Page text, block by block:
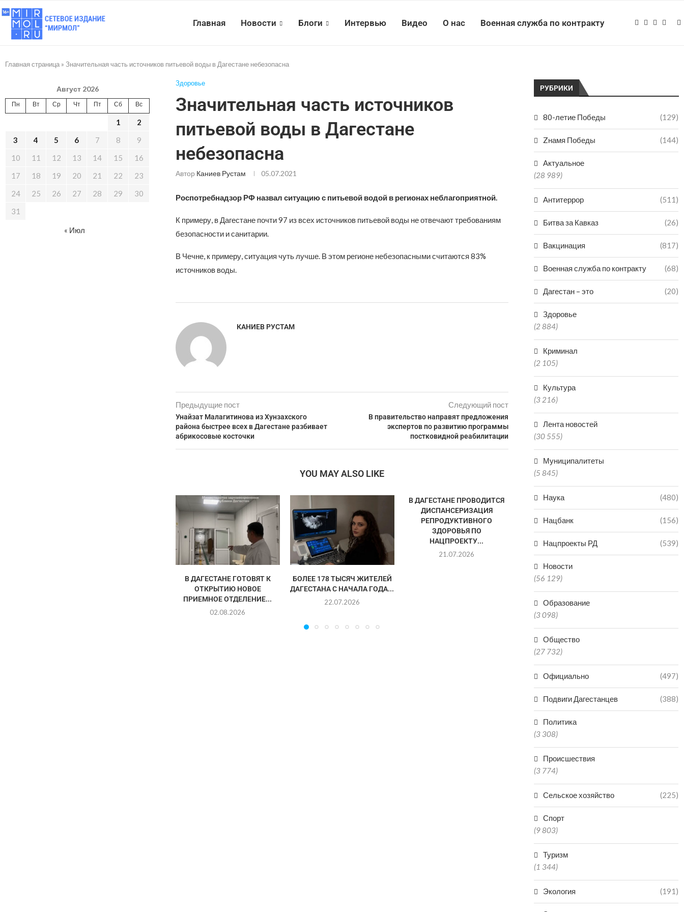
Главная Новости Блоги Интервью Видео О нас Военная служба по контракту
Главная страница » Значительная часть источников питьевой воды в Дагестане небезопасна
Здоровье
Значительная часть источников
питьевой воды в Дагестане
небезопасна
Автор Каниев Рустам 05.07.2021
Роспотребнадзор РФ назвал ситуацию с питьевой водой в регионах неблагоприятной.
К примеру, в Дагестане почти 97 из всех источников питьевой воды не отвечают требованиям
безопасности и санитарии.
В Чечне, к примеру, ситуация чуть лучше. В этом регионе небезопасными считаются 83%
источников воды.
КАНИЕВ РУСТАМ
Предыдущие пост
Унайзат Малагитинова из Хунзахского
района быстрее всех в Дагестане разбивает
абрикосовые косточки
Следующий пост
В правительство направят предложения
экспертов по развитию программы
постковидной реабилитации
YOU MAY ALSO LIKE
В ДАГЕСТАНЕ ГОТОВЯТ К
ОТКРЫТИЮ НОВОЕ
ПРИЕМНОЕ ОТДЕЛЕНИЕ...
02.08.2026
БОЛЕЕ 178 ТЫСЯЧ ЖИТЕЛЕЙ
ДАГЕСТАНА С НАЧАЛА ГОДА...
22.07.2026
В ДАГЕСТАНЕ ПРОВОДИТСЯ
ДИСПАНСЕРИЗАЦИЯ
РЕПРОДУКТИВНОГО
ЗДОРОВЬЯ ПО
НАЦПРОЕКТУ...
21.07.2026
СНИЖЕНИЕ
ИНФЕКЦИЕЙ
ЗАФИКСИРОВАНО В
ДАГЕСТАНЕ
РУБРИКИ
80-летие Победы (129)
Zнамя Победы (144)
Актуальное
(28 989)
Антитеррор (511)
Битва за Кавказ (26)
Вакцинация (817)
Военная служба по контракту (68)
Дагестан – это (20)
Здоровье
(2 884)
Криминал
(2 105)
Культура
(3 216)
Лента новостей
(30 555)
Муниципалитеты
(5 845)
Наука (480)
Нацбанк (156)
Нацпроекты РД (539)
Новости
(56 129)
Образование
(3 098)
Общество
(27 732)
Официально (497)
Подвиги Дагестанцев (388)
Политика
(3 308)
Происшествия
(3 774)
Сельское хозяйство (225)
Спорт
(9 803)
Туризм
(1 344)
Экология (191)
Август 2026
Пн Вт Ср Чт Пт Сб Вс
1
2
3
4 5 6 7 8
9
10
11 12 13 14 15
16
17
18 19 20 21 22
23
24
25 26 27 28 29
30
31
« Июл